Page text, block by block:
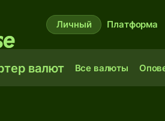
Личный Платформа
валют Все валюты